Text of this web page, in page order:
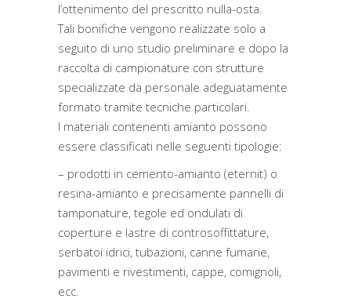
l’ottenimento del prescritto nulla-osta.
Tali bonifiche vengono realizzate solo a
seguito di uno studio preliminare e dopo la
raccolta di campionature con strutture
specializzate da personale adeguatamente
formato tramite tecniche particolari.
I materiali contenenti amianto possono
essere classificati nelle seguenti tipologie:
– prodotti in cemento-amianto (eternit) o
resina-amianto e precisamente pannelli di
tamponature, tegole ed ondulati di
coperture e lastre di controsoffittature,
serbatoi idrici, tubazioni, canne fumarie,
pavimenti e rivestimenti, cappe, comignoli,
ecc.